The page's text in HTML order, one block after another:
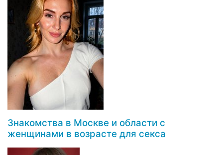
Знакомства в Москве и области с
женщинами в возрасте для секса